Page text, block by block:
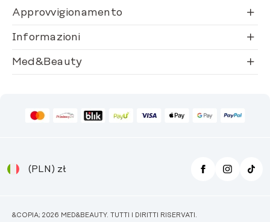
Approvvigionamento
Informazioni
Med&Beauty
(PLN) zł
&COPIA; 2026 MED&BEAUTY. TUTTI I DIRITTI RISERVATI.